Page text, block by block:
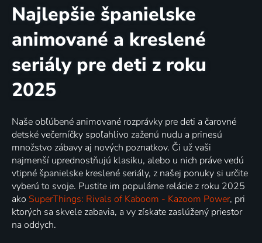
Najlepšie španielske
animované a kreslené
seriály pre deti z roku
2025
Naše obľúbené animované rozprávky pre deti a čarovné
detské večerníčky spoľahlivo zaženú nudu a prinesú
množstvo zábavy aj nových poznatkov. Či už vaši
najmenší uprednostňujú klasiku, alebo u nich práve vedú
vtipné španielske kreslené seriály, z našej ponuky si určite
vyberú to svoje. Pustite im populárne relácie z roku 2025
ako SuperThings: Rivals of Kaboom - Kazoom Power, pri
ktorých sa skvele zabavia, a vy získate zaslúžený priestor
na oddych.